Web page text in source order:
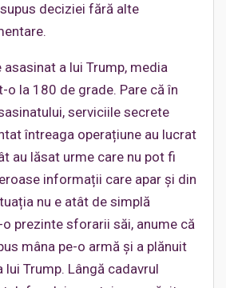
deciziei fără alte
asasinat a lui Trump, media
o la 180 de grade. Pare că în
serviciile secrete
întreaga operațiune au lucrat
au lăsat urme care nu pot fi
informații care apar și din
nu e atât de simplă
prezinte sforarii săi, anume că
mâna pe-o armă și a plănuit
lui Trump. Lângă cadavrul